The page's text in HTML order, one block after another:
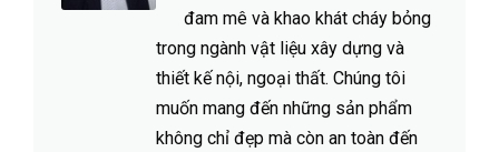
đam mê và khao khát cháy bỏng
trong ngành vật liệu xây dựng và
thiết kế nội, ngoại thất. Chúng tôi
muốn mang đến những sản phẩm
không chỉ đẹp mà còn an toàn đến